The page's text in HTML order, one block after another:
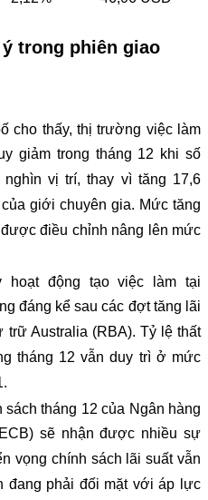
trong phiên giao
cho thấy, thị trường việc làm
giảm trong tháng 12 khi số
vị trí, thay vì tăng 17,6
giới chuyên gia. Mức tăng
điều chỉnh nâng lên mức
hoạt động tạo việc làm tại
đáng kể sau các đợt tăng lãi
trữ Australia (RBA). Tỷ lệ thất
tháng 12 vẫn duy trì ở mức
sách tháng 12 của Ngân hàng
sẽ nhận được nhiều sự
vọng chính sách lãi suất vẫn
đang phải đối mặt với áp lực